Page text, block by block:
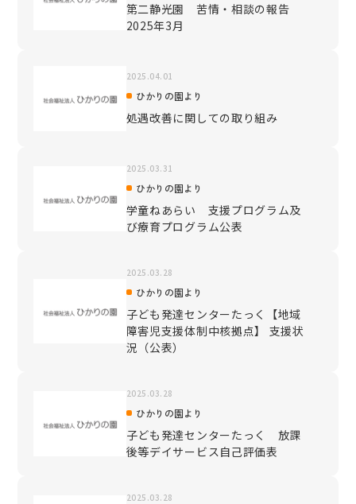
第二静光園 苦情・相談の報告
2025年3月
2025.04.01
ひかりの園より
処遇改善に関しての取り組み
2025.03.31
ひかりの園より
学童ねあらい 支援プログラム及
び療育プログラム公表
2025.03.28
ひかりの園より
子ども発達センターたっく【地域
障害児支援体制中核拠点】 支援状
況（公表）
2025.03.28
ひかりの園より
子ども発達センターたっく 放課
後等デイサービス自己評価表
2025.03.28